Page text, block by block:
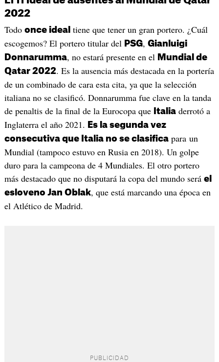
2022
Todo once ideal tiene que tener un gran portero. ¿Cuál
escogemos? El portero titular del PSG, Gianluigi
Donnarumma, no estará presente en el Mundial de
Qatar 2022. Es la ausencia más destacada en la portería
de un combinado de cara esta cita, ya que la selección
italiana no se clasificó. Donnarumma fue clave en la tanda
de penaltis de la final de la Eurocopa que
Italiaderrotó a
Inglaterra el año 2021.
Es la segunda vez
consecutiva que Italia no se clasificapara un
Mundial (tampoco estuvo en Rusia en 2018). Un golpe
duro para la campeona de 4 Mundiales. El otro portero
más destacado que no disputará la copa del mundo será el
esloveno Jan Oblak, que está marcando una época en
el Atlético de Madrid.